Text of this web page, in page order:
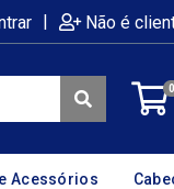
| Não é
0
Acessórios